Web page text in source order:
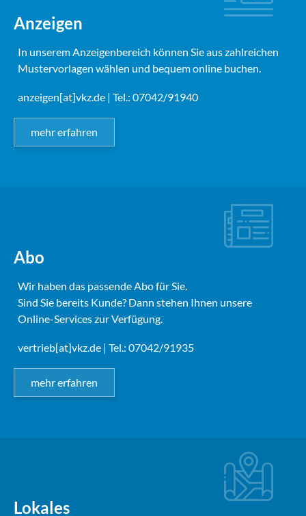
Anzeigen
In unserem Anzeigenbereich können Sie aus zahlreichen
Mustervorlagen wählen und bequem online buchen.
anzeigen[at]vkz.de | Tel.: 07042/91940
mehr erfahren
Abo
Wir haben das passende Abo für Sie.
Sind Sie bereits Kunde? Dann stehen Ihnen unsere
Online-Services zur Verfügung.
vertrieb[at]vkz.de | Tel.: 07042/91935
mehr erfahren
Lokales